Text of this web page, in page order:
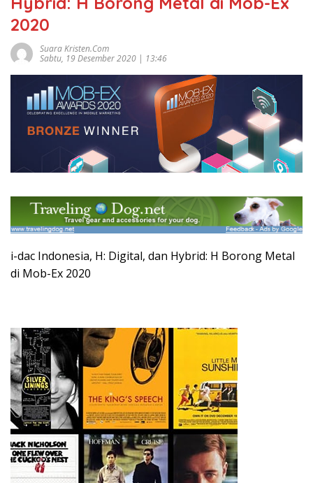
2020
Suara Kristen.com
Sabtu, 19 Desember 2020 | 13:46
i-dac Indonesia, H: Digital, dan Hybrid: H Borong Metal
di Mob-Ex 2020